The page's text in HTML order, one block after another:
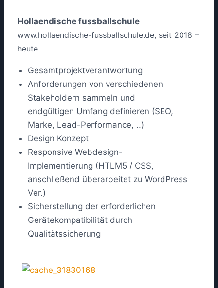
Hollaendische fussballschule
www.hollaendische-fussballschule.de, seit 2018 –
heute
Gesamtprojektverantwortung
Anforderungen von verschiedenen
Stakeholdern sammeln und
endgültigen Umfang definieren (SEO,
Marke, Lead-Performance, ..)
Design Konzept
Responsive Webdesign-
Implementierung (HTLM5 / CSS,
anschließend überarbeitet zu WordPress
Ver.)
Sicherstellung der erforderlichen
Gerätekompatibilität durch
Qualitätssicherung